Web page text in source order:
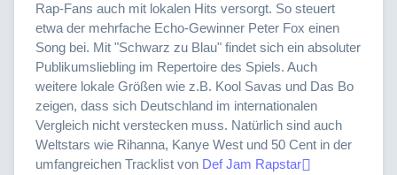
Rap-Fans auch mit lokalen Hits versorgt. So steuert
etwa der mehrfache Echo-Gewinner Peter Fox einen
Song bei. Mit "Schwarz zu Blau" findet sich ein absoluter
Publikumsliebling im Repertoire des Spiels. Auch
weitere lokale Größen wie z.B. Kool Savas und Das Bo
zeigen, dass sich Deutschland im internationalen
Vergleich nicht verstecken muss. Natürlich sind auch
Weltstars wie Rihanna, Kanye West und 50 Cent in der
umfangreichen Tracklist von Def Jam Rapstar